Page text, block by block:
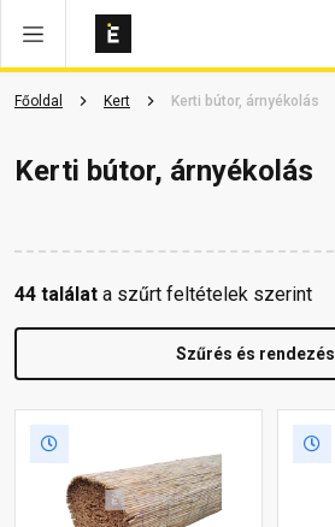
Főoldal Kert Kerti bútor, árnyékolás
Kerti bútor, árnyékolás
44 találat a szűrt feltételek szerint
Szűrés és rendezés